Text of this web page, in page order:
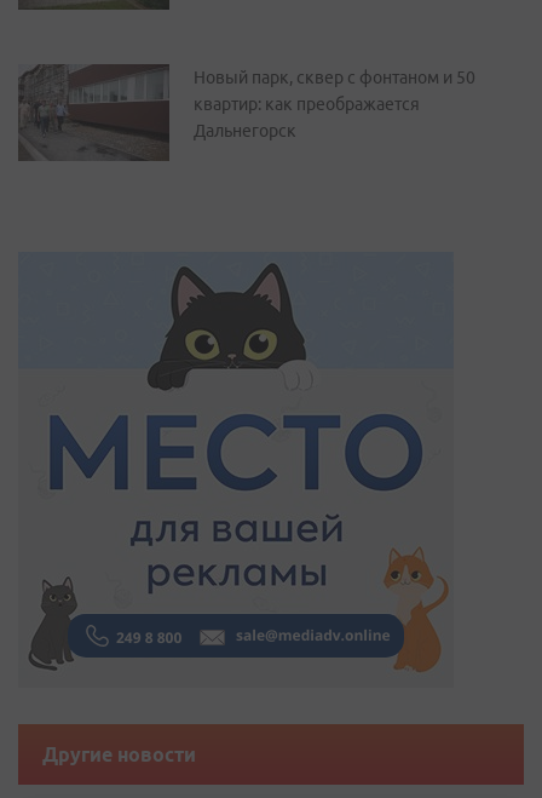
Новый парк, сквер с фонтаном и 50
квартир: как преображается
Дальнегорск
Другие новости